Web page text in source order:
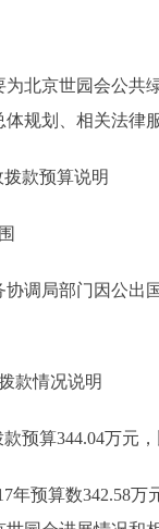
京世园会公共
规划、相关法律
款预算说明
局部门因公出国
款情况说明
算344.04万元，
预算数342.58万